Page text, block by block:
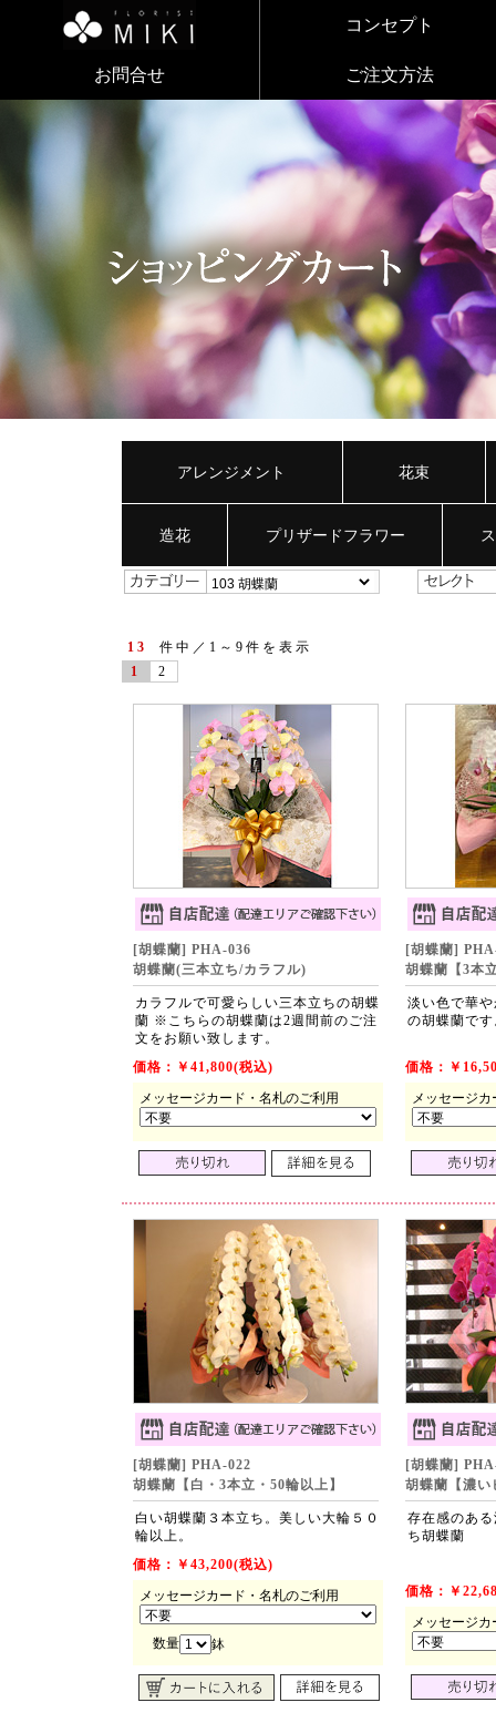
コンセプト
お問合せ ご注文方法
アレンジメント 花束
造花 プリザードフラワー
13
件中／1～9件を表示
1
2
[胡蝶蘭] PHA-036
胡蝶蘭(三本立ち/カラフル)
[胡蝶蘭]
胡蝶蘭【3本
カラフルで可愛らしい三本立ちの胡蝶
蘭 ※こちらの胡蝶蘭は2週間前のご注
文をお願い致します。
淡い色で華
の胡蝶蘭で
価格：￥41,800(税込)
メッセージカード・名札のご利用
価格：￥
メッセージ
[胡蝶蘭] PHA-022
胡蝶蘭【白・3本立・50輪以上】
[胡蝶蘭]
胡蝶蘭【濃い
白い胡蝶蘭３本立ち。美しい大輪５０
輪以上。
存在感のあ
ち胡蝶蘭
価格：￥43,200(税込)
メッセージカード・名札のご利用
数量 鉢
価格：￥
メッセージ